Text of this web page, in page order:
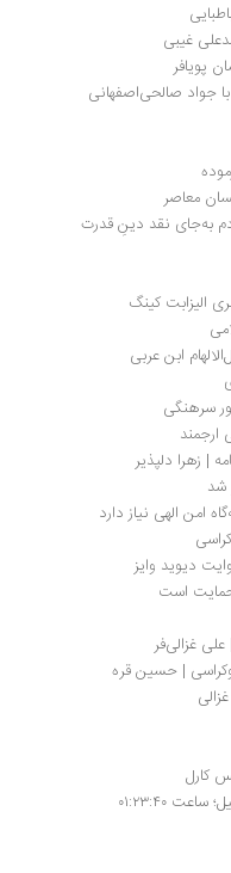
غیبی
پویافر
جواد صالحی‌اصفهانی
معاصر
الیزابت کینگ
ابن عربی
سرهنگی
| زهرا دلپذیر
امن الهی نیاز دارد
دیوید وایز
حمایت است
غزالی‌فر
| حسین قره
کارل
۰۱:۲۳:۴۰